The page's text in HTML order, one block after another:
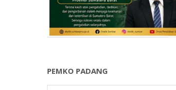
PEMKO PADANG